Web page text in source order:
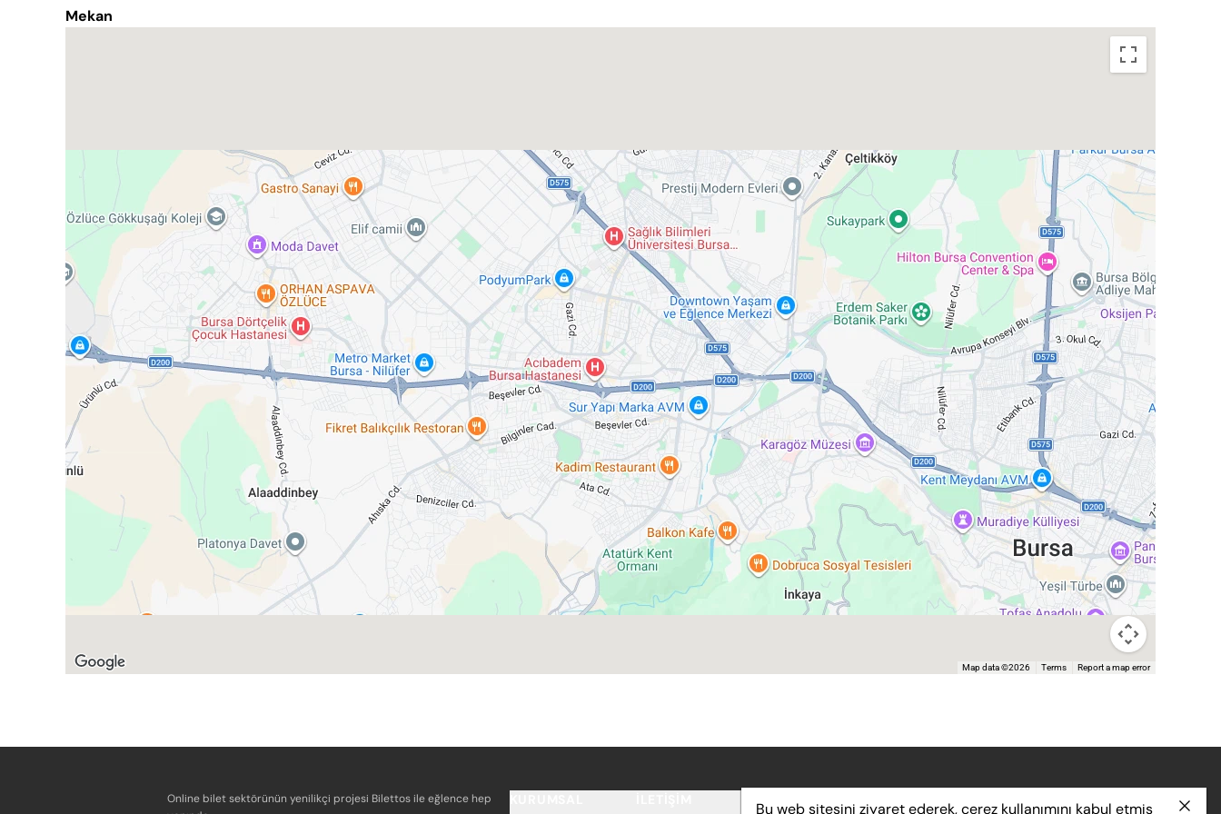
Mekan
Map data ©2026 Terms Report a map error
Online bilet sektörünün yenilikçi projesi Bilettos ile eğlence hep
Bu web sitesini ziyaret ederek, çerez kullanımını kabul etmiş